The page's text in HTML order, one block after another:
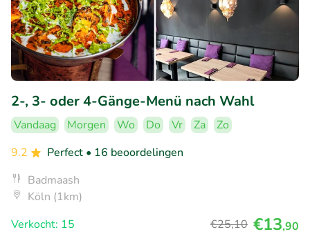
2-, 3- oder 4-Gänge-Menü nach Wahl
Vandaag Morgen Wo Do Vr Za
Zo
9.2
Perfect • 16 beoordelingen
Badmaash
Köln (1km)
Verkocht: 15
€25,10 €13,90